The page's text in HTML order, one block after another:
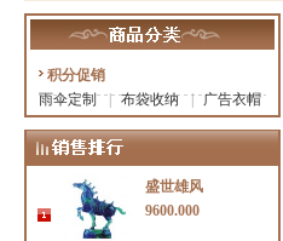
积分促销
雨伞定制
布袋收纳 | 广告衣帽
盛世雄风
9600.000